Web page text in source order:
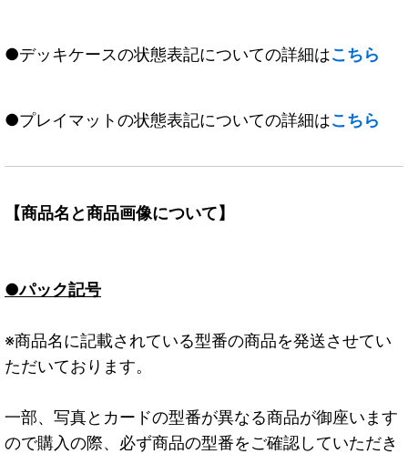
●デッキケースの状態表記についての詳細はこちら
●プレイマットの状態表記についての詳細はこちら
【商品名と商品画像について】
●パック記号
※商品名に記載されている型番の商品を発送させてい
ただいております。
一部、写真とカードの型番が異なる商品が御座います
ので購入の際、必ず商品の型番をご確認していただき